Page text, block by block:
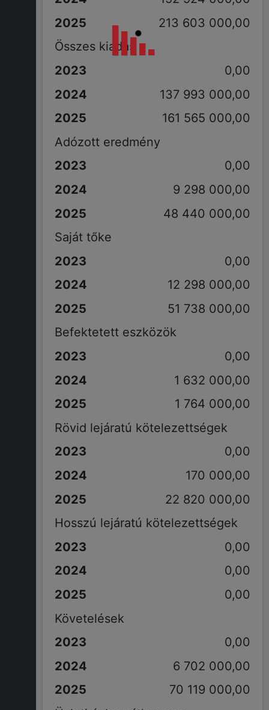
213 603 000,00
Összes kiadás
0,00
137 993 000,00
161 565 000,00
Adózott eredmény
0,00
9 298 000,00
48 440 000,00
Saját tőke
0,00
12 298 000,00
51 738 000,00
Befektetett eszközök
0,00
1 632 000,00
1 764 000,00
Rövid lejáratú kötelezettségek
0,00
170 000,00
22 820 000,00
Hosszú lejáratú kötelezettségek
0,00
0,00
0,00
Követelések
0,00
6 702 000,00
70 119 000,00